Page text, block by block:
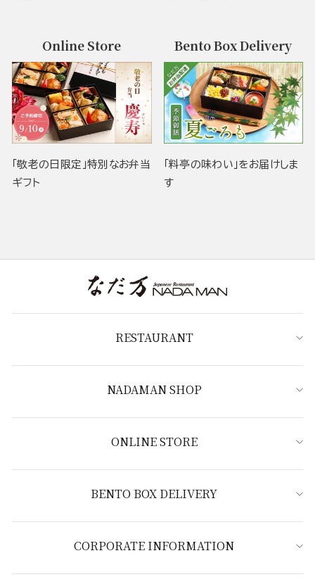
Online Store
「敬老の日限定」特別なお弁当
ギフト
Bento Box Delivery
「料亭の味わい」をお届けしま
す
RESTAURANT
NADAMAN SHOP
ONLINE STORE
BENTO BOX DELIVERY
CORPORATE INFORMATION